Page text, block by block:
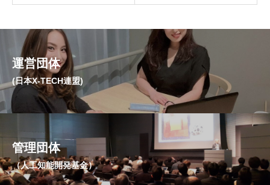
運営団体
(日本X-TECH連盟)
管理団体
（人工知能開発基金）